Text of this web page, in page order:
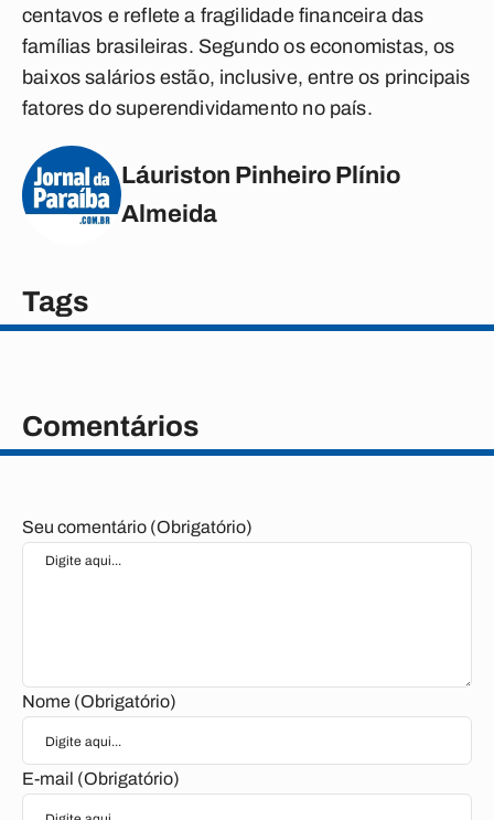
centavos e reflete a fragilidade financeira das
famílias brasileiras. Segundo os economistas, os
baixos salários estão, inclusive, entre os principais
fatores do superendividamento no país.
Láuriston Pinheiro Plínio
Almeida
Tags
Comentários
Seu comentário (Obrigatório)
Nome (Obrigatório)
E-mail (Obrigatório)